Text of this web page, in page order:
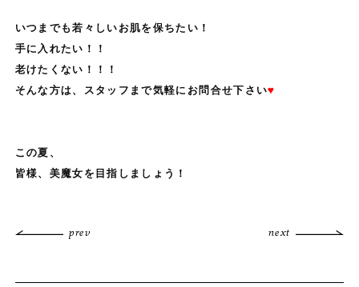
いつまでも若々しいお肌を保ちたい！
手に入れたい！！
老けたくない！！！
そんな方は、スタッフまで気軽にお問合せ下さい♥
この夏、
皆様、美魔女を目指しましょう！
prev next